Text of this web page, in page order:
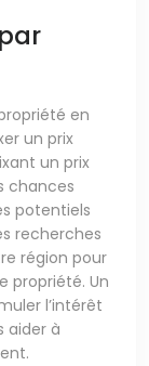
en
un prix
un prix
chances
potentiels
recherches
région pour
propriété. Un
l’intérêt
aider à